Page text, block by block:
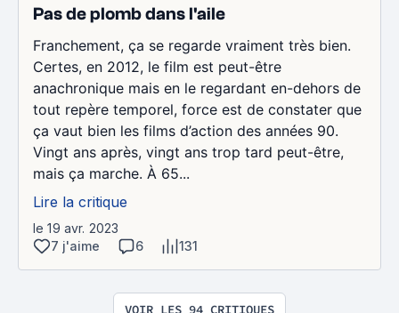
Pas de plomb dans l'aile
Franchement, ça se regarde vraiment très bien.
Certes, en 2012, le film est peut-être
anachronique mais en le regardant en-dehors de
tout repère temporel, force est de constater que
ça vaut bien les films d’action des années 90.
Vingt ans après, vingt ans trop tard peut-être,
mais ça marche. À 65...
Lire la critique
le 19 avr. 2023
7 j'aime
6 131
VOIR LES 94 CRITIQUES